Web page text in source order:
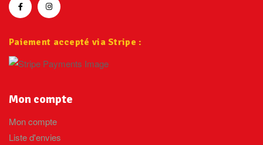
Mon compte
Mon compte
Liste d'envies
Paiement accepté via Stripe :